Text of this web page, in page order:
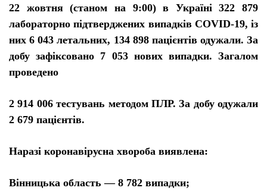
22 жовтня (станом на 9:00) в Україні 322 879
лабораторно підтверджених випадків COVID-19, із
них 6 043 летальних, 134 898 пацієнтів одужали. За
добу зафіксовано 7 053 нових випадки. Загалом
проведено
2 914 006 тестувань методом ПЛР. За добу одужали
2 679 пацієнтів.
Наразі коронавірусна хвороба виявлена:
Вінницька область — 8 782 випадки;